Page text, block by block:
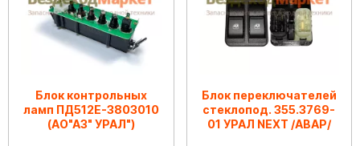
Блок контрольных
ламп ПД512Е-3803010
(АО"АЗ" УРАЛ")
Блок переключателей
стеклопод. 355.3769-
01 УРАЛ NEXT /АВАР/